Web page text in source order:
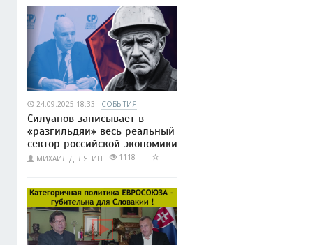
24.09.2025 18:33 СОБЫТИЯ
Силуанов записывает в
«разгильдяи» весь реальный
сектор российской экономики
МИХАИЛ ДЕЛЯГИН 1118